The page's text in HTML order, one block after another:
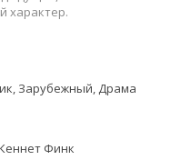
характер.
Зарубежный, Драма
Финк